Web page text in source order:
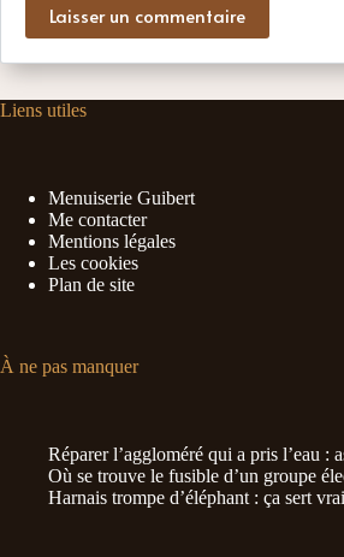
Laisser un commentaire
Liens utiles
Menuiserie Guibert
Me contacter
Mentions légales
Les cookies
Plan de site
À ne pas manquer
Réparer l’aggloméré qui a pris l’eau :
Où se trouve le fusible d’un groupe
Harnais trompe d’éléphant : ça sert